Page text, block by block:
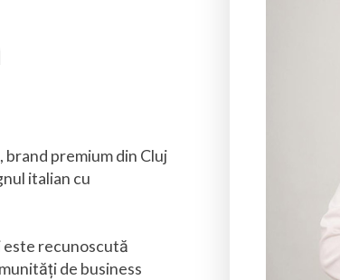
premium din Cluj
italian cu
este recunoscută
de business